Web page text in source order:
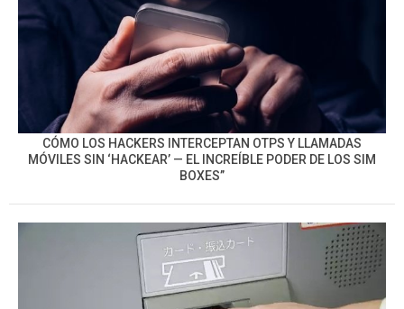
CÓMO LOS HACKERS INTERCEPTAN OTPS Y LLAMADAS
MÓVILES SIN ‘HACKEAR’ — EL INCREÍBLE PODER DE LOS SIM
BOXES”